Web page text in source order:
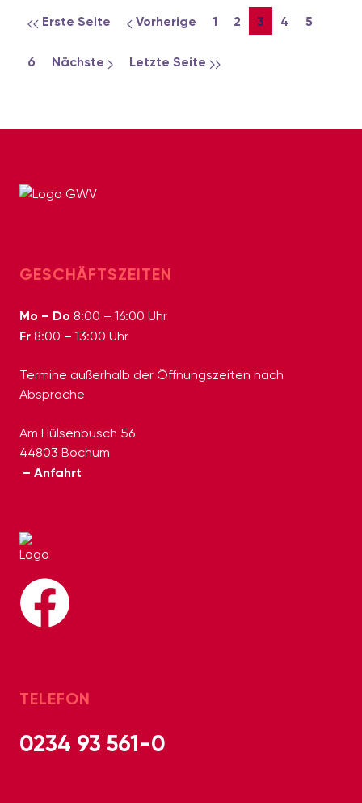
Erste Seite Vorherige 1 2 3 4 5
6 Nächste Letzte Seite
GESCHÄFTSZEITEN
Mo – Do 8:00 – 16:00 Uhr
Fr 8:00 – 13:00 Uhr
Termine außerhalb der Öffnungszeiten nach
Absprache
Am Hülsenbusch 56
44803 Bochum
– Anfahrt
TELEFON
0234 93 561-0